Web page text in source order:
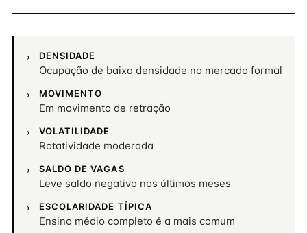
DENSIDADE
Ocupação de baixa densidade no mercado formal
MOVIMENTO
Em movimento de retração
VOLATILIDADE
Rotatividade moderada
SALDO DE VAGAS
Leve saldo negativo nos últimos meses
ESCOLARIDADE TÍPICA
Ensino médio completo é a mais comum